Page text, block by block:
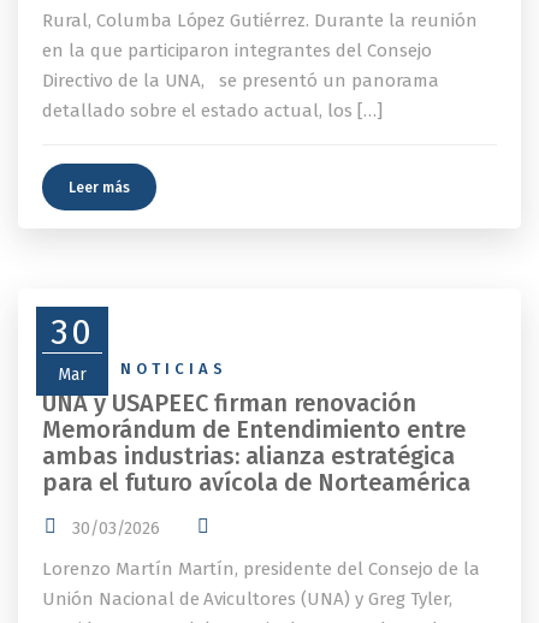
Rural, Columba López Gutiérrez. Durante la reunión
en la que participaron integrantes del Consejo
Directivo de la UNA, se presentó un panorama
detallado sobre el estado actual, los […]
Leer más
30
Mar
NEWS NOTICIAS
UNA y USAPEEC firman renovación
Memorándum de Entendimiento entre
ambas industrias: alianza estratégica
para el futuro avícola de Norteamérica
30/03/2026
Lorenzo Martín Martín, presidente del Consejo de la
Unión Nacional de Avicultores (UNA) y Greg Tyler,